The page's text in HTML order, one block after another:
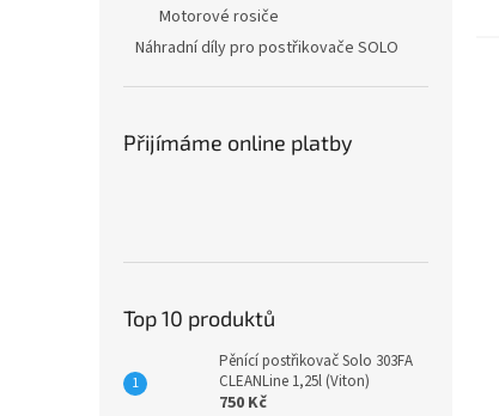
Motorové rosiče
Náhradní díly pro postřikovače SOLO
Přijímáme online platby
Top 10 produktů
Pěnící postřikovač Solo 303FA
CLEANLine 1,25l (Viton)
750 Kč